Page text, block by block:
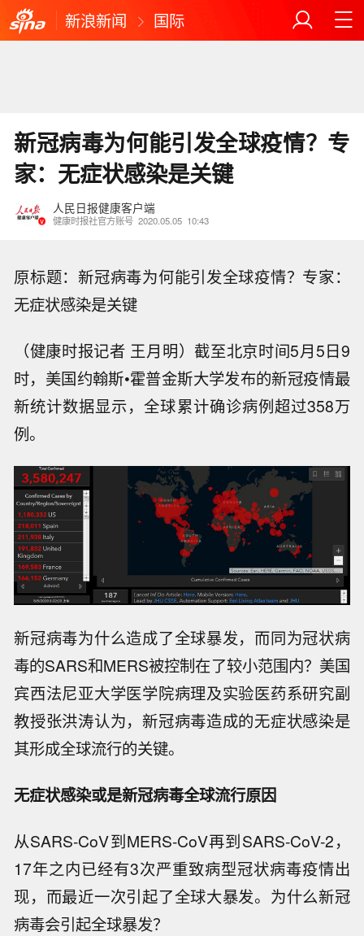
新浪新闻 国际
新冠病毒为何能引发全球疫情？专
家：无症状感染是关键
人民日报健康客户端
健康时报社官方账号 2020.05.05 10:43
原标题：新冠病毒为何能引发全球疫情？专家：
无症状感染是关键
（健康时报记者 王月明）截至北京时间5月5日9
时，美国约翰斯•霍普金斯大学发布的新冠疫情最
新统计数据显示，全球累计确诊病例超过358万
例。
新冠病毒为什么造成了全球暴发，而同为冠状病
毒的SARS和MERS被控制在了较小范围内？美国
宾西法尼亚大学医学院病理及实验医药系研究副
教授张洪涛认为，新冠病毒造成的无症状感染是
其形成全球流行的关键。
无症状感染或是新冠病毒全球流行原因
从SARS-CoV到MERS-CoV再到SARS-CoV-2，
17年之内已经有3次严重致病型冠状病毒疫情出
现，而最近一次引起了全球大暴发。为什么新冠
病毒会引起全球暴发？